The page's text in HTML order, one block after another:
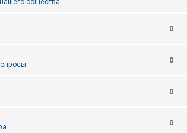
общества
0
0
0
0